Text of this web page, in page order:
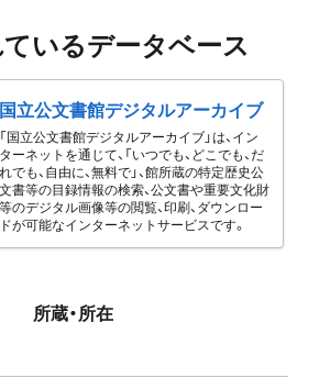
いるデータベース
国立公文書館デジタルアーカイブ
「国立公文書館デジタルアーカイブ」は、イン
ターネットを通じて、「いつでも、どこでも、だ
れでも、自由に、無料で」、館所蔵の特定歴史公
文書等の目録情報の検索、公文書や重要文化財
等のデジタル画像等の閲覧、印刷、ダウンロー
ドが可能なインターネットサービスです。
所蔵・所在